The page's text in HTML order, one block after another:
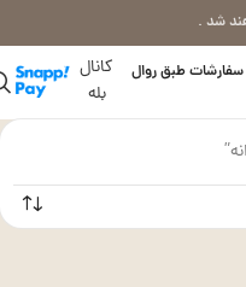
سفارشات طبق روال
کانال
بله